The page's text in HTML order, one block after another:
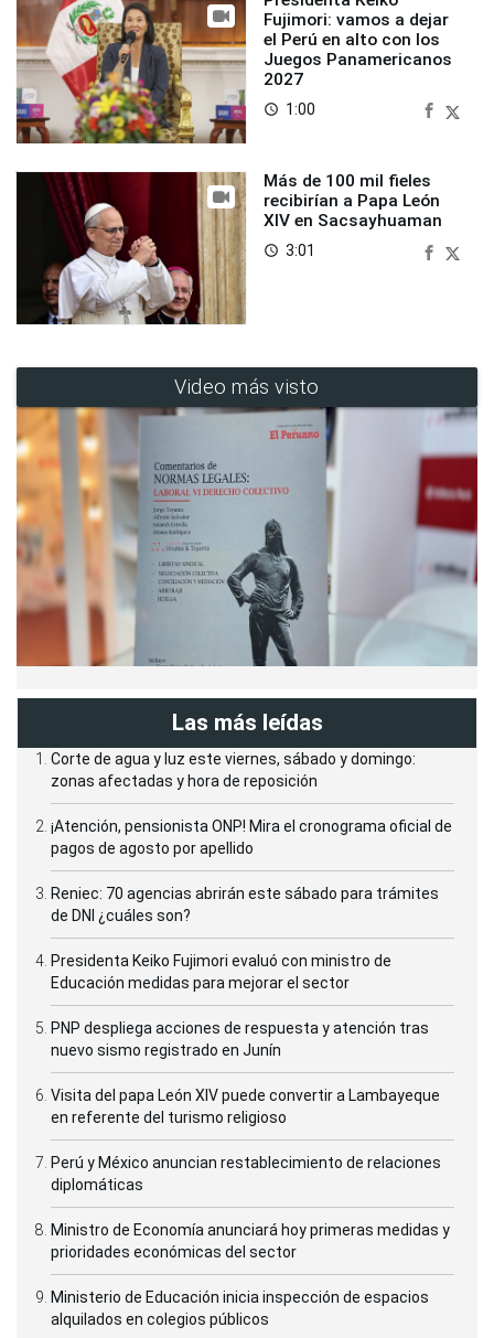
Fujimori: vamos a dejar
el Perú en alto con los
Juegos Panamericanos
2027
access_time 1:00
Más de 100 mil fieles
recibirían a Papa León
XIV en Sacsayhuaman
access_time 3:01
Video más visto
Las más leídas
Corte de agua y luz este viernes, sábado y domingo:
zonas afectadas y hora de reposición
¡Atención, pensionista ONP! Mira el cronograma oficial de
pagos de agosto por apellido
Reniec: 70 agencias abrirán este sábado para trámites
de DNI ¿cuáles son?
Presidenta Keiko Fujimori evaluó con ministro de
Educación medidas para mejorar el sector
PNP despliega acciones de respuesta y atención tras
nuevo sismo registrado en Junín
Visita del papa León XIV puede convertir a Lambayeque
en referente del turismo religioso
Perú y México anuncian restablecimiento de relaciones
diplomáticas
Ministro de Economía anunciará hoy primeras medidas y
prioridades económicas del sector
Ministerio de Educación inicia inspección de espacios
alquilados en colegios públicos